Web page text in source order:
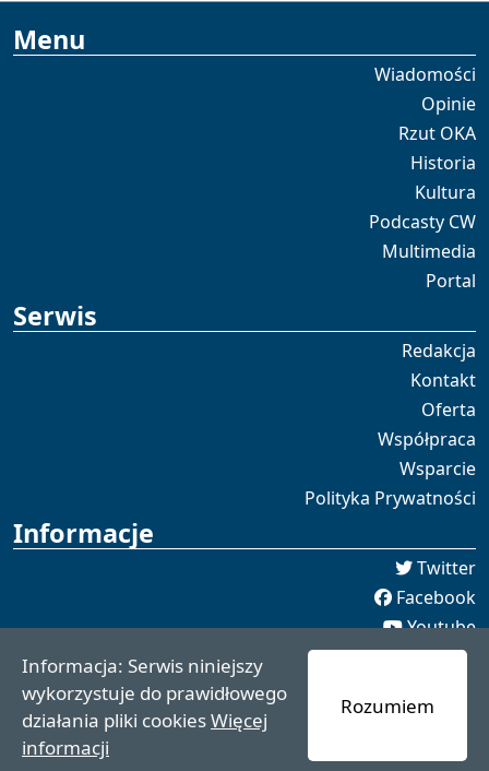
Menu
Wiadomości
Opinie
Rzut OKA
Historia
Kultura
Podcasty CW
Multimedia
Portal
Serwis
Redakcja
Kontakt
Oferta
Współpraca
Wsparcie
Polityka Prywatności
Informacje
Twitter
Facebook
Youtube
Spotify
redakcja [[]] czaswschodni.pl
czaswschodni.pl 2021 - 2025
Informacja: Serwis niniejszy
wykorzystuje do prawidłowego
działania pliki cookiesWięcej
informacji
Rozumiem